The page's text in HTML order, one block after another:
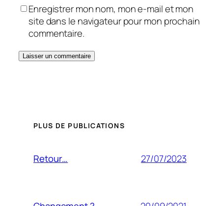
Enregistrer mon nom, mon e-mail et mon
site dans le navigateur pour mon prochain
commentaire.
PLUS DE PUBLICATIONS
Retour… 27/07/2023